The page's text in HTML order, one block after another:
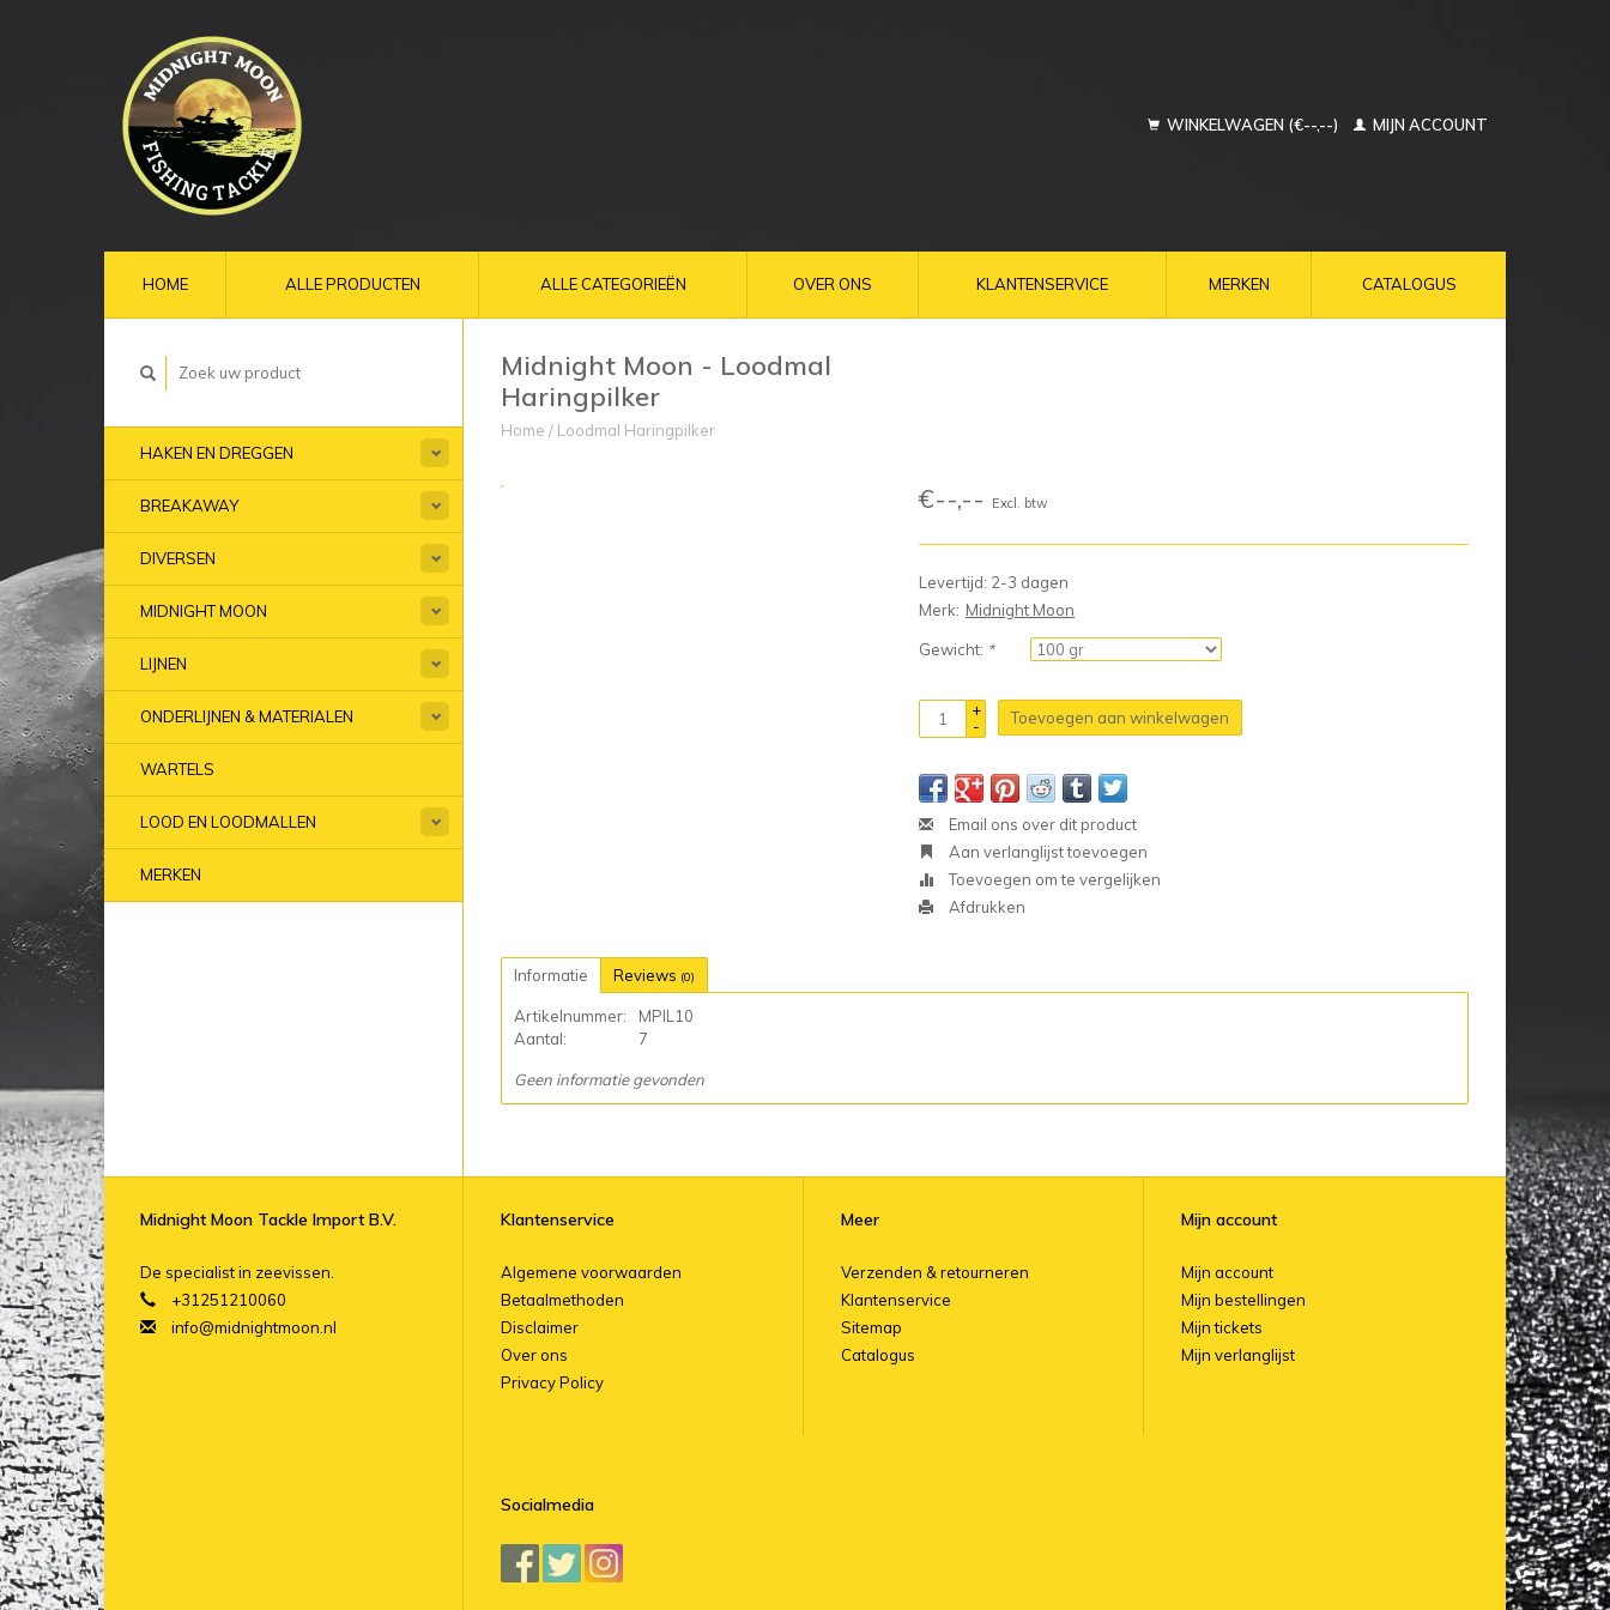
WINKELWAGEN (€--,--) MIJN ACCOUNT
HOME ALLE PRODUCTEN ALLE CATEGORIEËN OVER ONS KLANTENSERVICE MERKEN CATALOGUS
HAKEN EN DREGGEN
BREAKAWAY
DIVERSEN
MIDNIGHT MOON
LIJNEN
ONDERLIJNEN & MATERIALEN
WARTELS
LOOD EN LOODMALLEN
MERKEN
Midnight Moon - Loodmal
Haringpilker
Home / Loodmal Haringpilker
€--,-- Excl. btw
Levertijd: 2-3 dagen
Merk: Midnight Moon
Gewicht: *
+
-
Toevoegen aan winkelwagen
Email ons over dit product
Aan verlanglijst toevoegen
Toevoegen om te vergelijken
Afdrukken
Informatie Reviews (0)
Artikelnummer:
MPIL10
Aantal:
7
Geen informatie gevonden
Midnight Moon Tackle Import B.V.
De specialist in zeevissen.
+31251210060
info@midnightmoon.nl
Klantenservice
Algemene voorwaarden
Betaalmethoden
Disclaimer
Over ons
Privacy Policy
Meer
Verzenden & retourneren
Klantenservice
Sitemap
Catalogus
Mijn account
Mijn account
Mijn bestellingen
Mijn tickets
Mijn verlanglijst
Socialmedia